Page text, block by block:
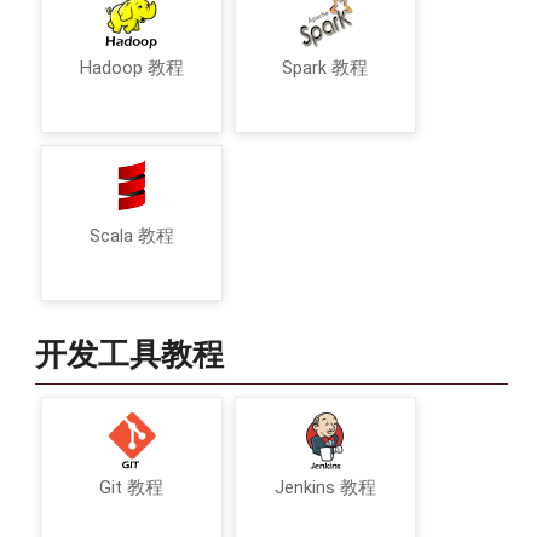
Hadoop 教程 Spark 教程
Scala 教程
开发工具教程
Git 教程 Jenkins 教程